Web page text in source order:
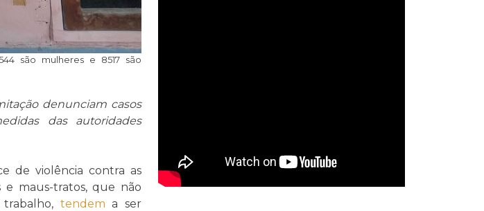
são mulheres e 8517 são
denunciam casos
das autoridades
de violência contra as
e maus-tratos, que não
tendem a ser